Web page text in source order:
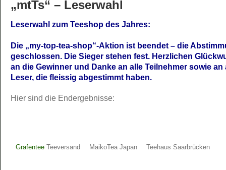
„mtTs“ – Leserwahl
Leserwahl zum Teeshop des Jahres:
Die „my-top-tea-shop“-Aktion ist beendet – die
geschlossen. Die Sieger stehen fest. Herzlichen
an die Gewinner und Danke an alle Teilnehmer sowie an
Leser, die fleissig abgestimmt haben.
Hier sind die Endergebnisse:
Grafentee Teeversand MaikoTea Japan Teehaus Saarbrücken